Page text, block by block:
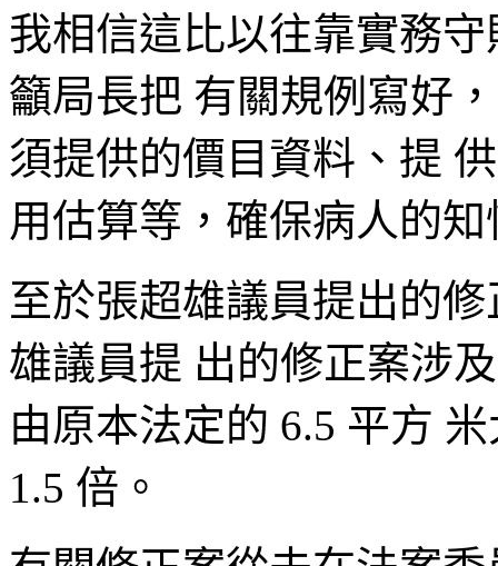
我相信這比以往靠實務
籲局長把 有關規例寫好
須提供的價目資料、提
用估算等，確保病人的
至於張超雄議員提出的
雄議員提 出的修正案涉
由原本法定的 6.5 平方
1.5 倍。